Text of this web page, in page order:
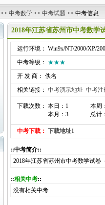
>> 中考数学 >> 中考试题 >> 中考信息
2018年江苏省苏州市中考数学
运行环境： Win9x/NT/2000/XP/
中考等级： ★★★
开 发 商： 佚名
相关链接： 中考演示地址 中考注
下载次数： 本日：1
本月：3
本周
总计
中考下载： 下载地址1
::中考简介::
2018年江苏省苏州市中考数学试卷
::相关中考::
没有相关中考